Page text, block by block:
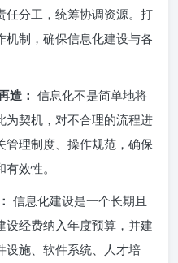
任分工，统筹协调资源。打
制，确保信息化建设与各
造： 信息化不是简单地将
为契机，对不合理的流程进
管理制度、操作规范，确保
效性。
信息化建设是一个长期且
经费纳入年度预算，并建
设施、软件系统、人才培